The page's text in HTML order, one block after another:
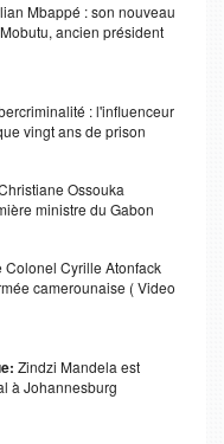
Mbappé : son nouveau
ancien président
: l'influenceur
vingt ans de prison
Ossouka
ministre du Gabon
Colonel Cyrille Atonfack
camerounaise ( Video
Zindzi Mandela est
à Johannesburg